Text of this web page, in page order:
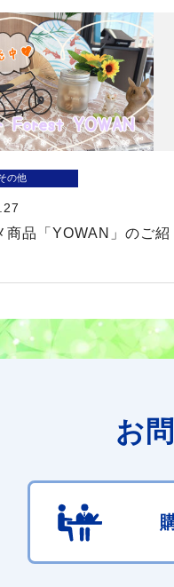
の他
商品「YOWAN」のご紹
お